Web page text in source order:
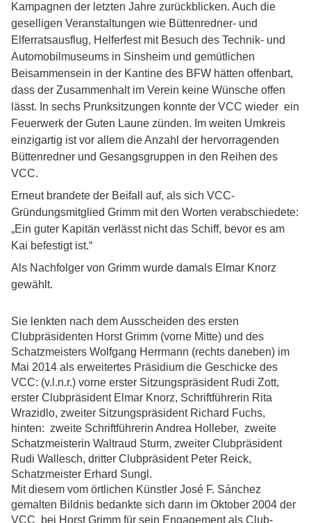
Kampagnen der letzten Jahre zurückblicken. Auch die
geselligen Veranstaltungen wie Büttenredner- und
Elferratsausflug, Helferfest mit Besuch des Technik- und
Automobilmuseums in Sinsheim und gemütlichen
Beisammensein in der Kantine des BFW hätten offenbart,
dass der Zusammenhalt im Verein keine Wünsche offen
lässt. In sechs Prunksitzungen konnte der VCC wieder ein
Feuerwerk der Guten Laune zünden. Im weiten Umkreis
einzigartig ist vor allem die Anzahl der hervorragenden
Büttenredner und Gesangsgruppen in den Reihen des
VCC.
Erneut brandete der Beifall auf, als sich VCC-
Gründungsmitglied Grimm mit den Worten verabschiedete:
„Ein guter Kapitän verlässt nicht das Schiff, bevor es am
Kai befestigt ist.“
Als Nachfolger von Grimm wurde damals Elmar Knorz
gewählt.
Sie lenkten nach dem Ausscheiden des ersten
Clubpräsidenten Horst Grimm (vorne Mitte) und des
Schatzmeisters Wolfgang Herrmann (rechts daneben) im
Mai 2014 als erweitertes Präsidium die Geschicke des
VCC: (v.l.n.r.) vorne erster Sitzungspräsident Rudi Zott,
erster Clubpräsident Elmar Knorz, Schriftführerin Rita
Wrazidlo, zweiter Sitzungspräsident Richard Fuchs,
hinten: zweite Schriftführerin Andrea Holleber, zweite
Schatzmeisterin Waltraud Sturm, zweiter Clubpräsident
Rudi Wallesch, dritter Clubpräsident Peter Reick,
Schatzmeister Erhard Sungl.
Mit diesem vom örtlichen Künstler José F. Sánchez
gemalten Bildnis bedankte sich dann im Oktober 2004 der
VCC bei Horst Grimm für sein Engagement als Club-